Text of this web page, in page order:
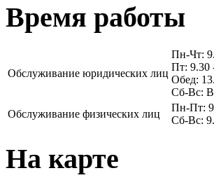
Время работы
Обслуживание юридических лиц
Пн-Чт:
Пт: 9.30
Обед:
Сб-Вс:
Обслуживание физических лиц
Пн-Пт:
Сб-Вс:
На карте